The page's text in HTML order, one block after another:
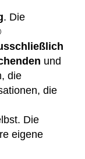
. Die
und
die
die
Die
eigene